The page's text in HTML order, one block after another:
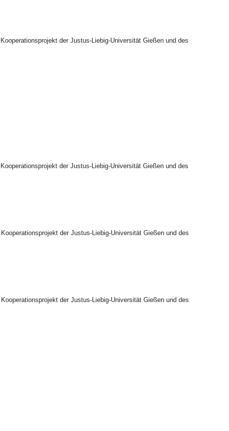
der Justus-Liebig-Universität Gießen und des
der Justus-Liebig-Universität Gießen und des
der Justus-Liebig-Universität Gießen und des
der Justus-Liebig-Universität Gießen und des